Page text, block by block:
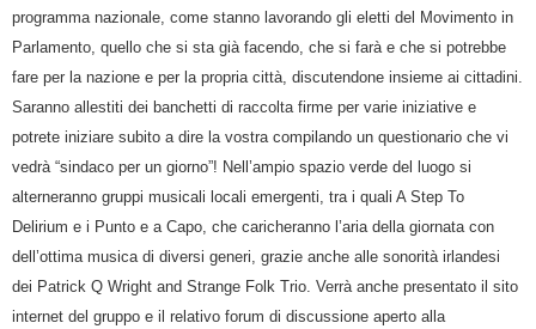
programma nazionale, come stanno lavorando gli eletti del Movimento in
Parlamento, quello che si sta già facendo, che si farà e che si potrebbe
fare per la nazione e per la propria città, discutendone insieme ai cittadini.
Saranno allestiti dei banchetti di raccolta firme per varie iniziative e
potrete iniziare subito a dire la vostra compilando un questionario che vi
vedrà “sindaco per un giorno”! Nell’ampio spazio verde del luogo si
alterneranno gruppi musicali locali emergenti, tra i quali A Step To
Delirium e i Punto e a Capo, che caricheranno l’aria della giornata con
dell’ottima musica di diversi generi, grazie anche alle sonorità irlandesi
dei Patrick Q Wright and Strange Folk Trio. Verrà anche presentato il sito
internet del gruppo e il relativo forum di discussione aperto alla